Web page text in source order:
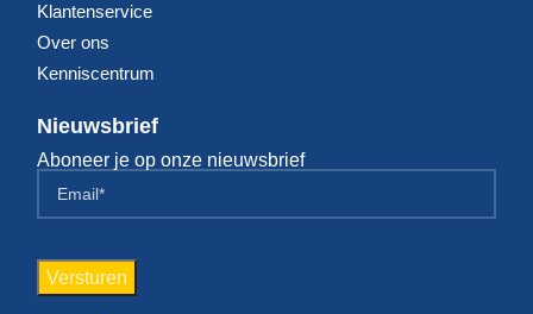
Klantenservice
Over ons
Kenniscentrum
Nieuwsbrief
Aboneer je op onze nieuwsbrief